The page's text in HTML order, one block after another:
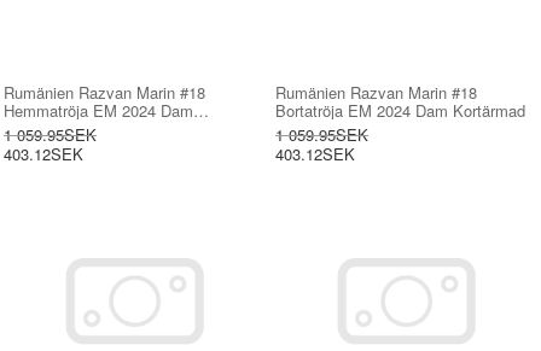
Rumänien Razvan Marin #18
Hemmatröja EM 2024 Dam
Kortärmad
1 059.95SEK
403.12SEK
Rumänien Razvan Marin #18
Bortatröja EM 2024 Dam Kortärmad
1 059.95SEK
403.12SEK